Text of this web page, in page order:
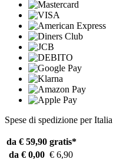
Spese di spedizione per Italia
da € 59,90 gratis*
da € 0,00 € 6,90